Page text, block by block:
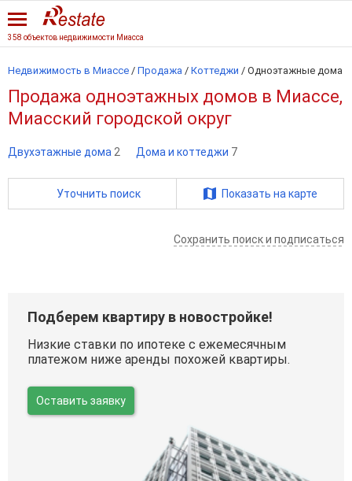
358 объектов недвижимости Миасса
Недвижимость в Миассе / Продажа / Коттеджи / Одноэтажные дома
Продажа одноэтажных домов в Миассе,
Миасский городской округ
Двухэтажные дома 2 Дома и коттеджи 7
Уточнить поиск Показать на карте
Сохранить поиск и подписаться
Подберем квартиру в новостройке!
Низкие ставки по ипотеке с ежемесячным
платежом ниже аренды похожей квартиры.
Оставить заявку